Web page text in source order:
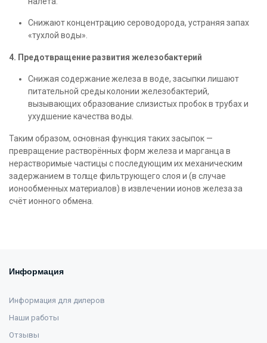
Снижают концентрацию сероводорода, устраняя запах
«тухлой воды».
4. Предотвращение развития железобактерий
Снижая содержание железа в воде, засыпки лишают
питательной среды колонии железобактерий,
вызывающих образование слизистых пробок в трубах и
ухудшение качества воды.
Таким образом, основная функция таких засыпок —
превращение растворённых форм железа и марганца в
нерастворимые частицы с последующим их механическим
задержанием в толще фильтрующего слоя и (в случае
ионообменных материалов) в извлечении ионов железа за
счёт ионного обмена.
Информация
Информация для дилеров
Наши работы
Отзывы